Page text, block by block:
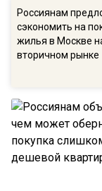
Россиянам
сэкономить на
жилья в Москве
вторичном рынке